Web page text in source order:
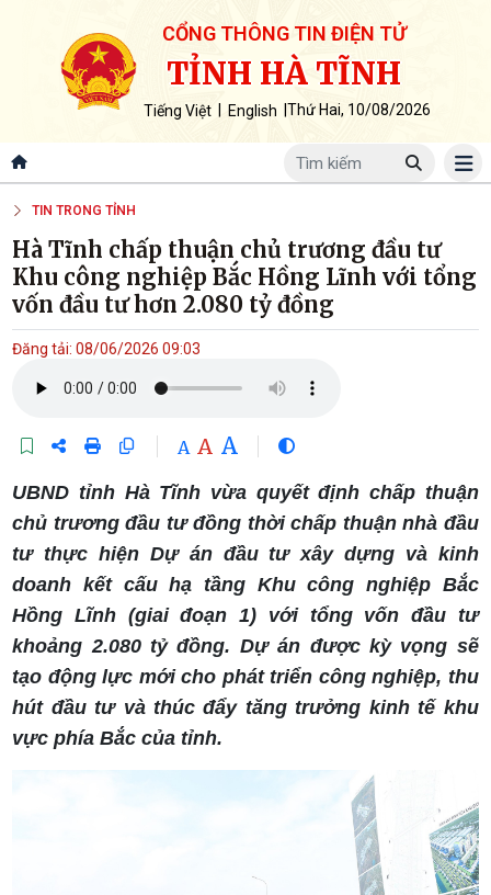
CỔNG THÔNG TIN ĐIỆN TỬ
TỈNH HÀ TĨNH
Tiếng Việt English Thứ Hai, 10/08/2026
TIN TRONG TỈNH
Hà Tĩnh chấp thuận chủ trương đầu tư
Khu công nghiệp Bắc Hồng Lĩnh với tổng
vốn đầu tư hơn 2.080 tỷ đồng
Đăng tải: 08/06/2026 09:03
A A A
UBND tỉnh Hà Tĩnh vừa quyết định chấp thuận
chủ trương đầu tư đồng thời chấp thuận nhà đầu
tư thực hiện Dự án đầu tư xây dựng và kinh
doanh kết cấu hạ tầng Khu công nghiệp Bắc
Hồng Lĩnh (giai đoạn 1) với tổng vốn đầu tư
khoảng 2.080 tỷ đồng. Dự án được kỳ vọng sẽ
tạo động lực mới cho phát triển công nghiệp, thu
hút đầu tư và thúc đẩy tăng trưởng kinh tế khu
vực phía Bắc của tỉnh.